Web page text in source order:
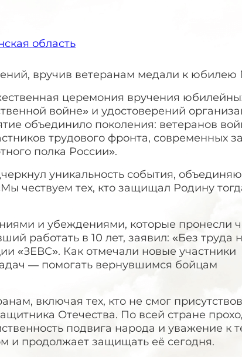
область
вручив ветеранам медали к
церемония вручения
войне» и удостоверений
объединило поколения: ветеранов
трудового фронта, современных
полка России».
уникальность события,
чествуем тех, кто защищал Родину
и убеждениями, которые пронесли
работать в 10 лет, заявил: «Без труда
«ЗЕВС». Как отмечали новые участники
— помогать вернувшимся бойцам
включая тех, кто не смог
Отечества. По всей стране
подвига народа и уважение к
и продолжает защищать её сегодня.